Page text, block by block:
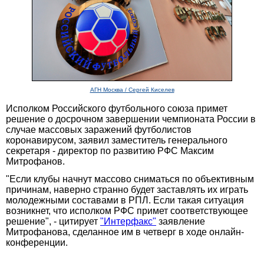
АГН Москва / Сергей Киселев
Исполком Российского футбольного союза примет
решение о досрочном завершении чемпионата России в
случае массовых заражений футболистов
коронавирусом, заявил заместитель генерального
секретаря - директор по развитию РФС Максим
Митрофанов.
"Если клубы начнут массово сниматься по объективным
причинам, наверно странно будет заставлять их играть
молодежными составами в РПЛ. Если такая ситуация
возникнет, что исполком РФС примет соответствующее
решение", - цитирует "Интерфакс" заявление
Митрофанова, сделанное им в четверг в ходе онлайн-
конференции.